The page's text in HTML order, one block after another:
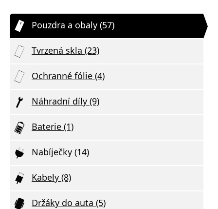
Pouzdra a obaly (57)
Tvrzená skla (23)
Ochranné fólie (4)
Náhradní díly (9)
Baterie (1)
Nabíječky (14)
Kabely (8)
Držáky do auta (5)